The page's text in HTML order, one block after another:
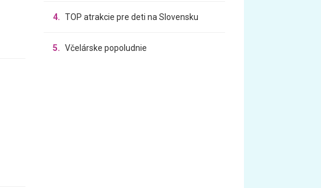
4. TOP atrakcie pre deti na Slovensku
5. Včelárske popoludnie